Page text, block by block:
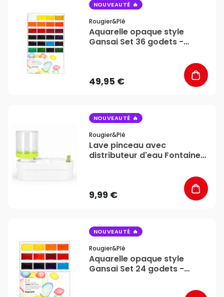
NOUVEAUTÉ
Rougier&plé
Aquarelle opaque style
Gansai Set 36 godets -
49,95 €
NOUVEAUTÉ
Rougier&plé
Lave pinceau avec
distributeur d'eau Fontaine
9,99 €
NOUVEAUTÉ
Rougier&plé
Aquarelle opaque style
Gansai Set 24 godets -